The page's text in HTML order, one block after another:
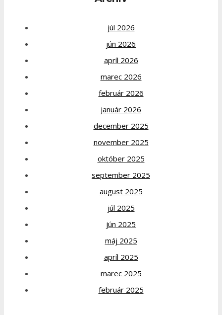
júl 2026
jún 2026
apríl 2026
marec 2026
február 2026
január 2026
december 2025
november 2025
október 2025
september 2025
august 2025
júl 2025
jún 2025
máj 2025
apríl 2025
marec 2025
február 2025